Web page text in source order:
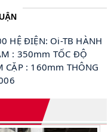
HỆ ĐIỆN: Oi-TB HÀNH
: 350mm TỐC ĐỘ
: 160mm THÔNG